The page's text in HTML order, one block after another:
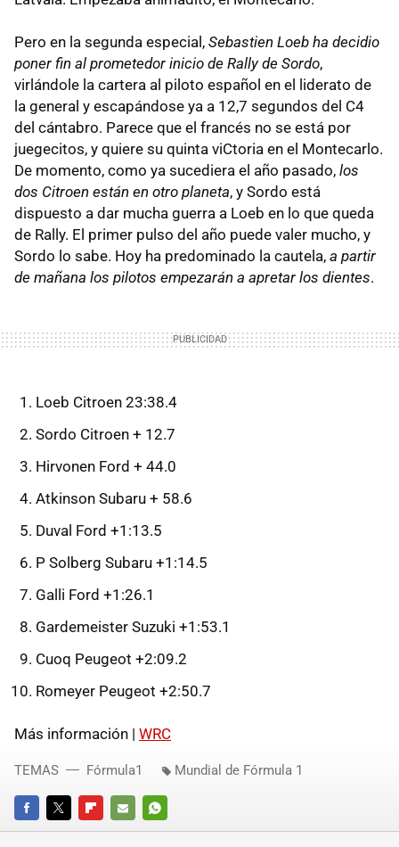
Pero en la segunda especial, Sebastien Loeb ha decidio
poner fin al prometedor inicio de Rally de Sordo,
virlándole la cartera al piloto español en el liderato de
la general y escapándose ya a 12,7 segundos del C4
del cántabro. Parece que el francés no se está por
juegecitos, y quiere su quinta viCtoria en el Montecarlo.
De momento, como ya sucediera el año pasado, los
dos Citroen están en otro planeta, y Sordo está
dispuesto a dar mucha guerra a Loeb en lo que queda
de Rally. El primer pulso del año puede valer mucho, y
Sordo lo sabe. Hoy ha predominado la cautela, a partir
de mañana los pilotos empezarán a apretar los dientes.
Loeb Citroen 23:38.4
Sordo Citroen + 12.7
Hirvonen Ford + 44.0
Atkinson Subaru + 58.6
Duval Ford +1:13.5
P Solberg Subaru +1:14.5
Galli Ford +1:26.1
Gardemeister Suzuki +1:53.1
Cuoq Peugeot +2:09.2
Romeyer Peugeot +2:50.7
Más información | WRC
FACEBOOKTWITTERFLIPBOARD
E-
WHATSAPP
TEMAS Fórmula1 Mundial de Fórmula 1